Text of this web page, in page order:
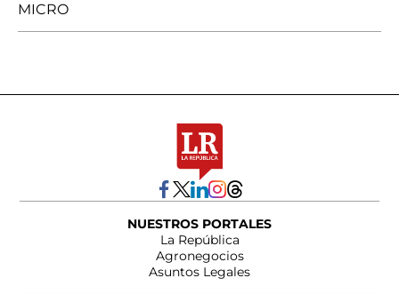
MICRO
NUESTROS PORTALES
La República
Agronegocios
Asuntos Legales